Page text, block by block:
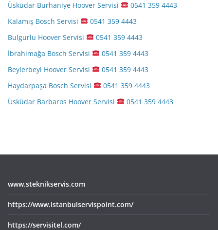
Üsküdar Burhaniye Hoover Servisi
0541 359 4443
Kalamış Bosch Servisi
0541 359 4443
Bulgurlu Hoover Servisi
0541 359 4443
İbrahimağa Bosch Servisi
0541 359 4443
Beylerbeyi Hoover Servisi
0541 359 4443
Haydarpaşa Bosch Servisi
0541 359 4443
Üsküdar Barbaros Hoover Servisi
0541 359 4443
www.steknikservis.com
https://www.istanbulservispoint.com/
https://servisitel.com/